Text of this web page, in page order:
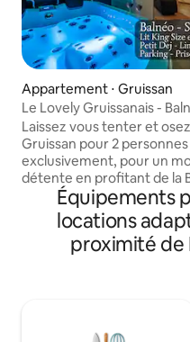
Appartement ⋅ Gruissan
Le Lovely Gruissanais -
Laissez vous tenter et
Gruissan pour 2 personnes
exclusivement, pour un
détente en profitant de la
Sauna. Dans un quartier
avec son lit King Size. Le Lovely
Gruissanais n'est pas
a regarder Le Lovely
Buffets, Arena, Centre
Équipements
locations
proximité de